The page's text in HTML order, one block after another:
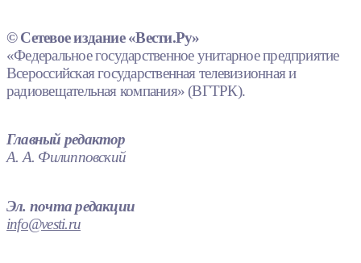
© Сетевое издание «Вести.Ру»
«Федеральное государственное унитарное предприятие
Всероссийская государственная телевизионная и
радиовещательная компания» (ВГТРК).
Главный редактор
А. А. Филипповский
Эл. почта редакции
info@vesti.ru